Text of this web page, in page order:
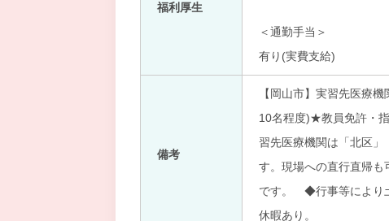
福利厚生
＜通勤手当＞
有り(実費支給)
備考
【岡山市】実習先医療
10名程度)★教員免許・
習先医療機関は「北区」
す。現場への直行直帰
です。 ◆行事等により
休暇あり。